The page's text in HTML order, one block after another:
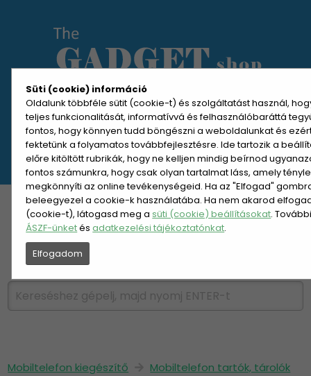
Süti (cookie) információ
Oldalunk többféle sütit (cookie-t) és szolgáltatást használ,
teljes funkcionalitását, informatívvá és felhasználóbaráttá
fontos, hogy könnyen tudd böngészni a weboldalunkat és
fektetünk a folyamatos továbbfejlesztésre. Ide tartozik a
előre kitöltött rubrikák, hogy ne kelljen mindig beírnod
fontos számunkra, hogy csak olyan tartalmat láss, amely
megkönnyíti az online tevékenységeid. Ha az "Elfogad"
beleegyezel a cookie-k használatába. Ha nem akarod
(cookie-t), látogasd meg asüti (cookie) beállításokat.
ÁSZF-ünketésadatkezelési tájékoztatónkat.
Elfogadom
MENÜ MEGNYITÁSA
REGISZTRÁCIÓ BELÉPÉS
KATEGÓRIÁK HETI AJÁNLAT
ÚJDONSÁGOK NÉPSZERŰ
Mobiltelefon kiegészítő
Mobiltelefon tartók, tárolók